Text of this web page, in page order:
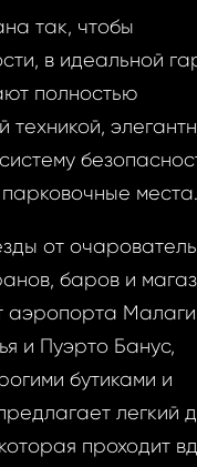
так, чтобы
в идеальной
полностью
места.
от
баров и
аэропорта
и Пуэрто Банус,
бутиками и
легкий
проходит